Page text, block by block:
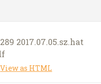
2017.07.05.sz.hat
View as HTML